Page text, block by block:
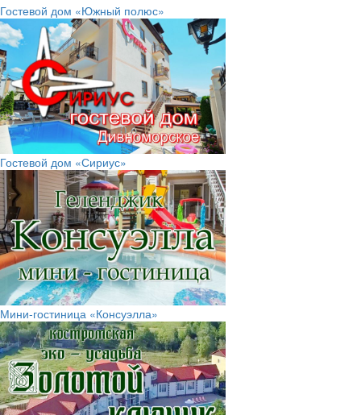
Гостевой дом «Южный полюс»
Гостевой дом «Сириус»
Мини-гостиница «Консуэлла»